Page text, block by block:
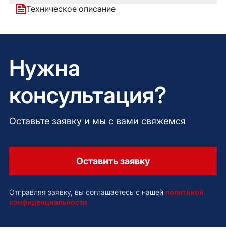
Техническое описание
Нужна
консультация?
Оставьте заявку и мы с вами свяжемся
Оставить заявку
Отправляя заявку, вы соглашаетесь с нашей политикой
конфиденциальности